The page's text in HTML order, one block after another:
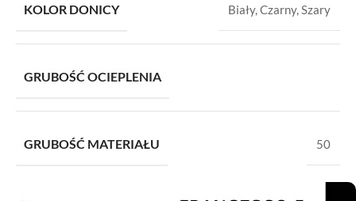
KOLOR DONICY Biały,Czarny,Szary
GRUBOŚĆ OCIEPLENIA
GRUBOŚĆ MATERIAŁU 50